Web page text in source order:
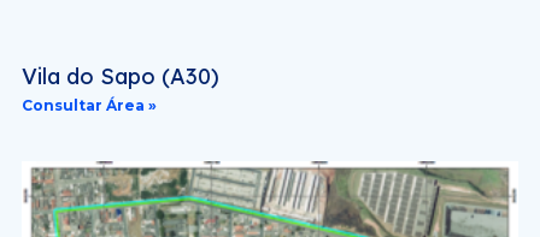
Vila do Sapo (A30)
Consultar Área »